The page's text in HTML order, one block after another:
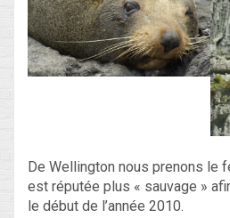
De Wellington nous prenons le
est réputée plus « sauvage »
le début de l’année 2010.